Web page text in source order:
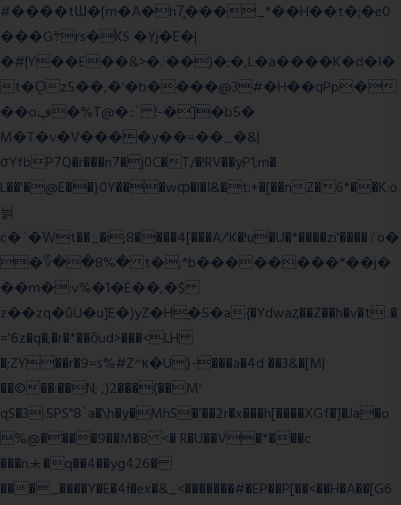
#����tƜ�[m�A�h7̥���_*��H��t�;�e0
���G܊rs�֗KS �Yj�E�|
�#|Y��E��&>�.:��)�;�,L�a����K�d�I�
t�O͖z5��,�'�b����@3#�H��qPp�
��oڥ�%T@�::` !-�]�b5�
M�T�v�V����y��=��_�&|
σYfbP7Q�r���n7�j0C�T/�!RV��yP1;m�
L��'�@E��}0Y���wȹ�l�I&�t:+�[��nZ�6*��K:o
늵
c�`�ۨWt��_�i;8����4[���A/'K�!u�U�*����zi'����ٵo�
�؆��8%� t�;*b��������*��j�
��m�:v%�1�E��,�$
z��zq�ůU�u]E�)yZ�Hׇ�5�a{�Ydwaȥ��Z��h�v�t.:�
='6z�q�;�r�*��ȍud>���<LH
�;ZY��r�9=s%#Z^ҡ�U}-���a�4d ��3&�[M|
��©��:��N; ,)2���(��M'
qS�3:5PS"8`a�\h�y�MhS�'��2r�x���h[����XGf�]�Ja�o
%@����9��M�8 <� R�U��V�*���c
���n⯸�q��4��yg426�
���_����Y�E�4Ɨ�ex�&_<�������#�EP��P[��<��H�A��[G6